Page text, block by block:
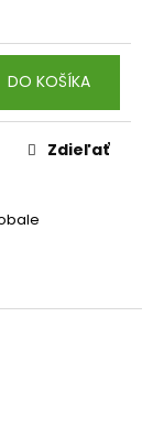
DO KOŠÍKA
Zdieľať